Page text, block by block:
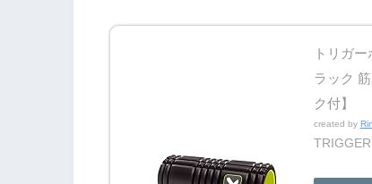
トリガ
ラック
ク付】
created by